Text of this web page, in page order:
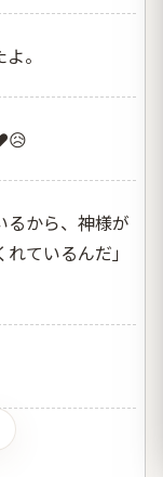
。
るから、神様が
ているんだ」